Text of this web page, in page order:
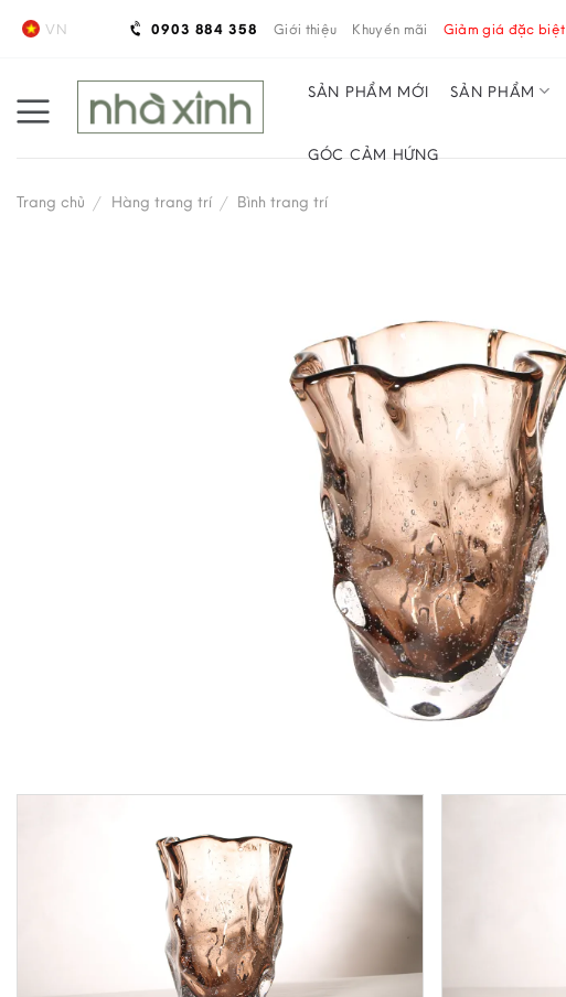
Skip
VN 0903 884 358 Giới thiệu Khuyến mãi Giảm giá đặc biệt
SẢN PHẨM MỚI SẢN PHẨM
GÓC CẢM HỨNG
Trang chủ / Hàng trang trí / Bình trang trí